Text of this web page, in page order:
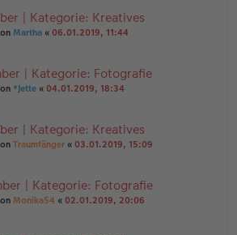
| Kategorie: Kreatives
Martha « 06.01.2019, 11:44
| Kategorie: Fotografie
*Jette « 04.01.2019, 18:34
| Kategorie: Kreatives
Traumfänger « 03.01.2019, 15:09
| Kategorie: Fotografie
Monika54 « 02.01.2019, 20:06